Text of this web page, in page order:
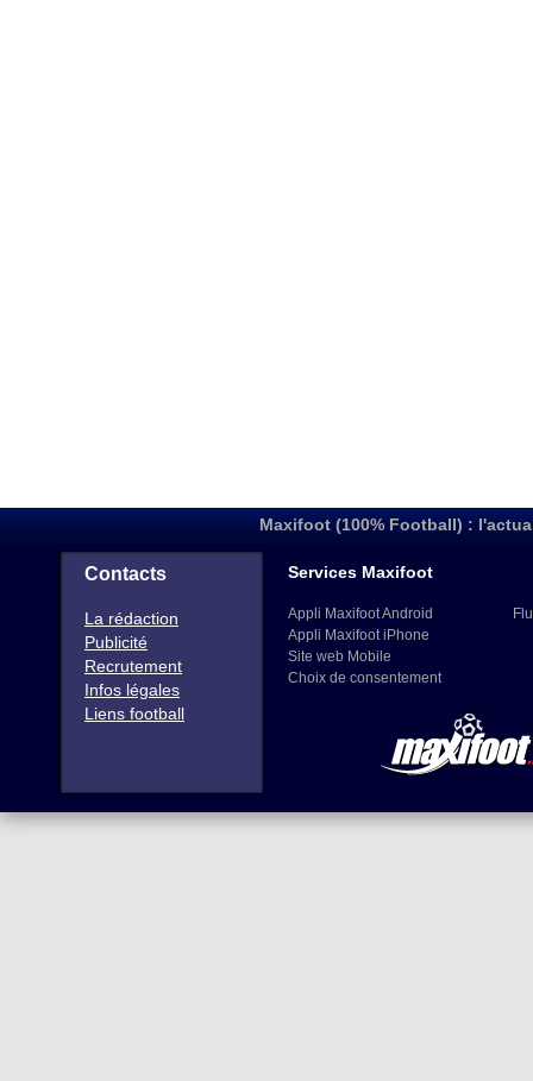
Maxifoot (100% Football) :
Contacts
La rédaction
Publicité
Recrutement
Infos légales
Liens football
Services Maxifoot
Appli Maxifoot Android
Appli Maxifoot iPhone
Site web Mobile
Choix de consentement